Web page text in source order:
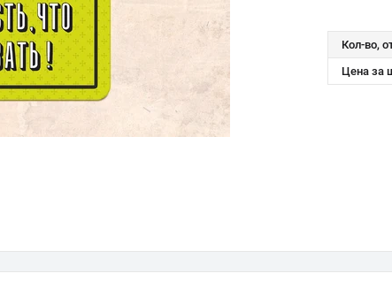
Кол-во,
Цена за